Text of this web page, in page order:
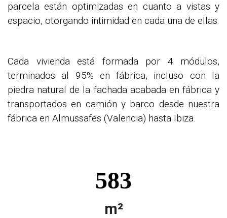
parcela están optimizadas en cuanto a vistas y
espacio, otorgando intimidad en cada una de ellas.
Cada vivienda está formada por 4 módulos,
terminados al 95% en fábrica, incluso con la
piedra natural de la fachada acabada en fábrica y
transportados en camión y barco desde nuestra
fábrica en Almussafes (Valencia) hasta Ibiza.
583
m²